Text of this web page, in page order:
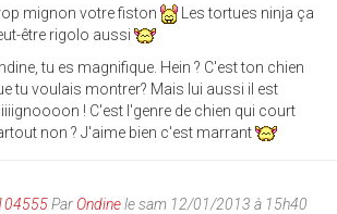
mignon votre fiston
Les tortues ninja ça
être rigolo aussi
tu es magnifique. Hein ? C'est ton chien
tu voulais montrer? Mais lui aussi il est
! C'est l'genre de chien qui court
non ? J'aime bien c'est marrant
ParOndinele sam 12/01/2013 à 15h40